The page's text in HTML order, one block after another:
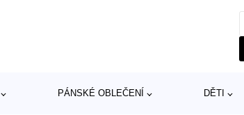
PÁNSKÉ OBLEČENÍ DĚTI